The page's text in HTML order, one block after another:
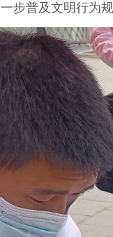
步普及文明行为